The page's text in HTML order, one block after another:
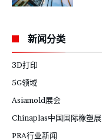
新闻分类
3D打印
5G领域
Asiamold展会
Chinaplas中国国际橡塑展
PRA行业新闻